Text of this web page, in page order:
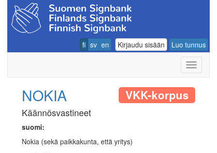
fi sv en Kirjaudu sisään Luo tunnus
NOKIA VKK-korpus
Käännösvastineet
suomi:
Nokia (sekä paikkakunta, että yritys)